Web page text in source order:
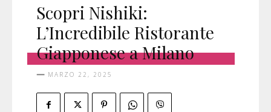
Scopri Nishiki:
L’Incredibile Ristorante
Giapponese a Milano
MARZO 22, 2025